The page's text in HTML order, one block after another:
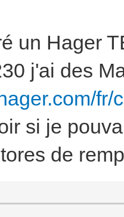
un Hager
j'ai des
si je
de